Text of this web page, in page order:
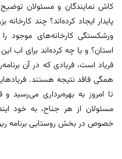
کاش نمایندگان و مسئولان
پایدار ایجاد کرده‌اند؟ چند کارخانه
ورشکستگی کارخانه‌های موجود را
استان؟ و یا چه کرده‌اند برای اب
فریاد است، فریادی که در آن
همگی فاقد نتیجه هستند.
تا امروز به بهره‌برداری
مسئولان از هر جناح، به خود
خصوص در بخش روستایی برنامه